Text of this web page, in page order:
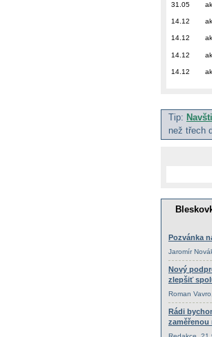
31.05
14.12
14.12
14.12
14.12
Tip:
než třech